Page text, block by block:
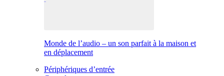
Monde de l’audio – un son parfait à la maison et
en déplacement
Périphériques d’entrée